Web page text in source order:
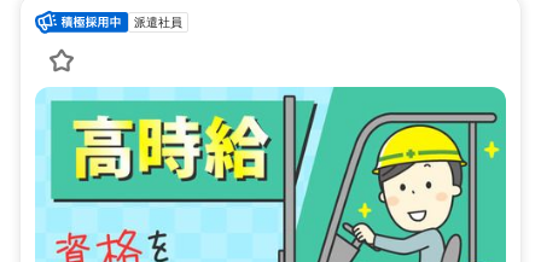
派遣社員